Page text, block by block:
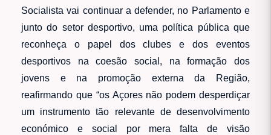
Socialista vai continuar a defender, no Parlamento e
junto do setor desportivo, uma política pública que
reconheça o papel dos clubes e dos eventos
desportivos na coesão social, na formação dos
jovens e na promoção externa da Região,
reafirmando que “os Açores não podem desperdiçar
um instrumento tão relevante de desenvolvimento
económico e social por mera falta de visão